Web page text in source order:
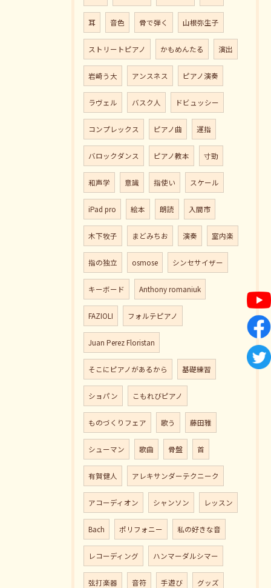
耳 音色 骨で弾く 山根弥生子
ストリートピアノ かもめんたる 演出
岩崎う大 アンスネス ピアノ演奏
ラヴェル バスク人 ドビュッシー
コンプレックス ピアノ曲 運指
バロックダンス ピアノ教本 寸勁
和声学 意識 指使い スケール
iPad pro 絵本 朗読 入間市
木下牧子 まどみちお 演奏 室内楽
指の独立 osmose シンセサイザー
キーボード Anthony romaniuk
FAZIOLI フォルテピアノ
Juan Perez Floristan
そこにピアノがあるから 基礎練習
ショパン こもれびピアノ
ものづくりフェア 歌う 藤田雅
シューマン 歌曲 骨盤 首
有賀健人 アレキサンダーテクニーク
アコーディオン シャンソン レッスン
Bach ポリフォニー 私の好きな音
レコーディング ハンマーダルシマー
弦打楽器 音符 手遊び グッズ